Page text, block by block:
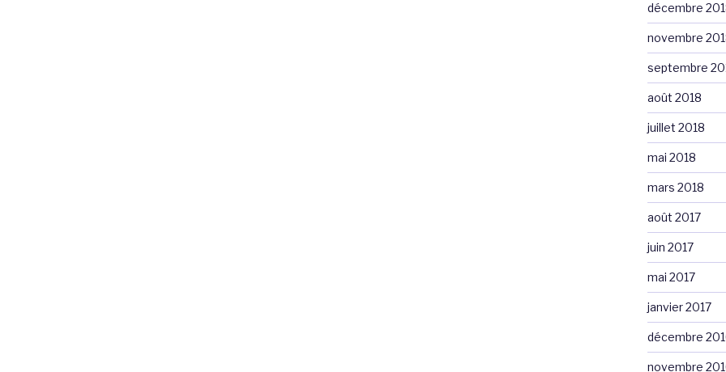
décembre
novembre
septembre
août 2018
juillet 2018
mai 2018
mars 2018
août 2017
juin 2017
mai 2017
janvier 2017
décembre
novembre